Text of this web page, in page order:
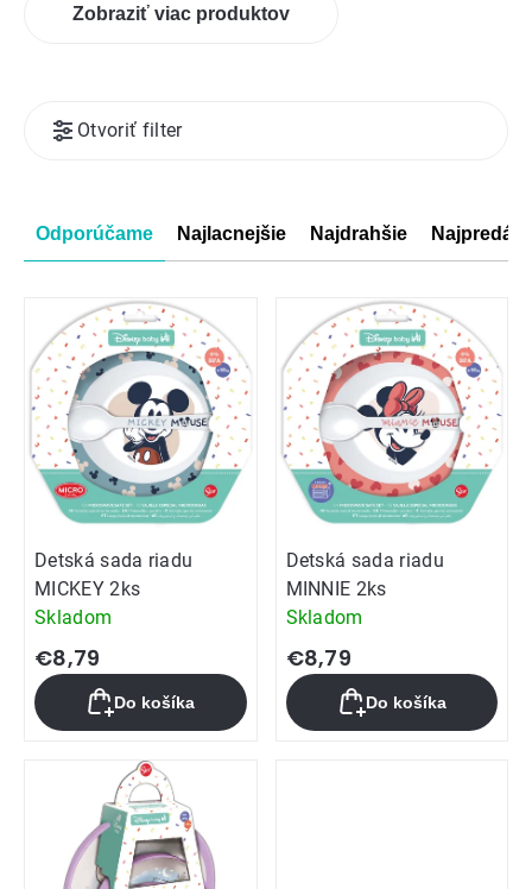
Zobraziť viac produktov
Radenie
produktov
Odporúčame Najlacnejšie Najdrahšie
Otvoriť filter
Výpis
Detská sada riadu
MICKEY 2ks
Skladom
€8,79
Do košíka
Detská sada riadu
MINNIE 2ks
Skladom
€8,79
Do košíka